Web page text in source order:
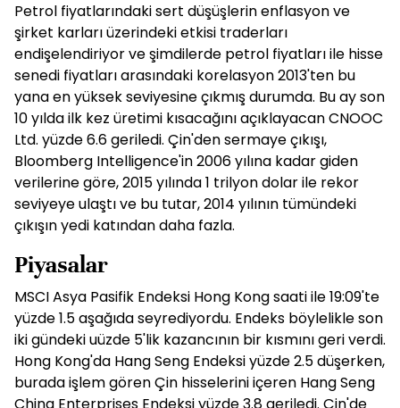
Petrol fiyatlarındaki sert düşüşlerin enflasyon ve
şirket karları üzerindeki etkisi traderları
endişelendiriyor ve şimdilerde petrol fiyatları ile hisse
senedi fiyatları arasındaki korelasyon 2013'ten bu
yana en yüksek seviyesine çıkmış durumda. Bu ay son
10 yılda ilk kez üretimi kısacağını açıklayacan CNOOC
Ltd. yüzde 6.6 geriledi. Çin'den sermaye çıkışı,
Bloomberg Intelligence'in 2006 yılına kadar giden
verilerine göre, 2015 yılında 1 trilyon dolar ile rekor
seviyeye ulaştı ve bu tutar, 2014 yılının tümündeki
çıkışın yedi katından daha fazla.
Piyasalar
MSCI Asya Pasifik Endeksi Hong Kong saati ile 19:09'te
yüzde 1.5 aşağıda seyrediyordu. Endeks böylelikle son
iki gündeki uüzde 5'lik kazancının bir kısmını geri verdi.
Hong Kong'da Hang Seng Endeksi yüzde 2.5 düşerken,
burada işlem gören Çin hisselerini içeren Hang Seng